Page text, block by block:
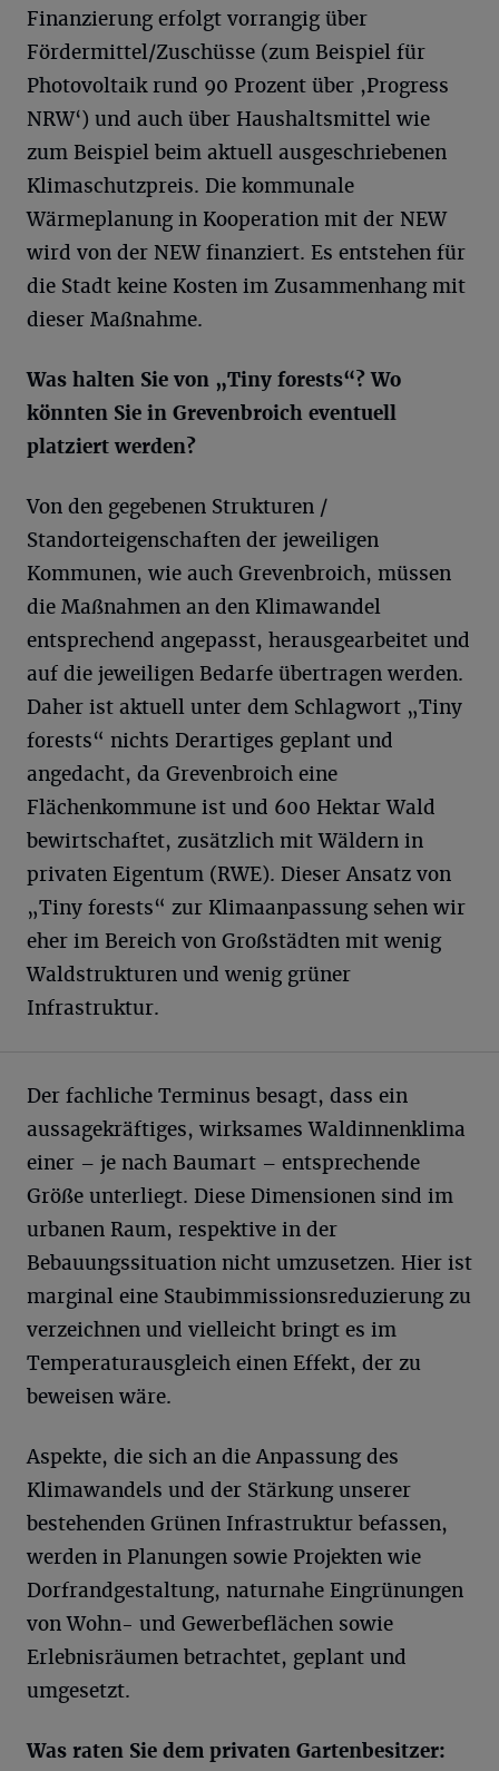
Finanzierung erfolgt vorrangig über
Fördermittel/Zuschüsse (zum Beispiel für
Photovoltaik rund 90 Prozent über ,Progress
NRW‘) und auch über Haushaltsmittel wie
zum Beispiel beim aktuell ausgeschriebenen
Klimaschutzpreis. Die kommunale
Wärmeplanung in Kooperation mit der NEW
wird von der NEW finanziert. Es entstehen für
die Stadt keine Kosten im Zusammenhang mit
dieser Maßnahme.
Was halten Sie von „Tiny forests“? Wo
könnten Sie in Grevenbroich eventuell
platziert werden?
Von den gegebenen Strukturen /
Standorteigenschaften der jeweiligen
Kommunen, wie auch Grevenbroich, müssen
die Maßnahmen an den Klimawandel
entsprechend angepasst, herausgearbeitet und
auf die jeweiligen Bedarfe übertragen werden.
Daher ist aktuell unter dem Schlagwort „Tiny
forests“ nichts Derartiges geplant und
angedacht, da Grevenbroich eine
Flächenkommune ist und 600 Hektar Wald
bewirtschaftet, zusätzlich mit Wäldern in
privaten Eigentum (RWE). Dieser Ansatz von
„Tiny forests“ zur Klimaanpassung sehen wir
eher im Bereich von Großstädten mit wenig
Waldstrukturen und wenig grüner
Infrastruktur.
Der fachliche Terminus besagt, dass ein
aussagekräftiges, wirksames Waldinnenklima
einer – je nach Baumart – entsprechende
Größe unterliegt. Diese Dimensionen sind im
urbanen Raum, respektive in der
Bebauungssituation nicht umzusetzen. Hier ist
marginal eine Staubimmissionsreduzierung zu
verzeichnen und vielleicht bringt es im
Temperaturausgleich einen Effekt, der zu
beweisen wäre.
Aspekte, die sich an die Anpassung des
Klimawandels und der Stärkung unserer
bestehenden Grünen Infrastruktur befassen,
werden in Planungen sowie Projekten wie
Dorfrandgestaltung, naturnahe Eingrünungen
von Wohn- und Gewerbeflächen sowie
Erlebnisräumen betrachtet, geplant und
umgesetzt.
Was raten Sie dem privaten Gartenbesitzer: